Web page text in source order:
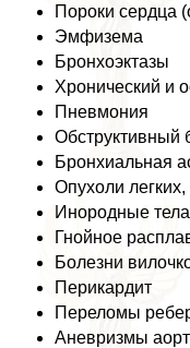
Пороки сердца
Эмфизема
Бронхоэктазы
Хронический и
Пневмония
Обструктивный
Бронхиальная
Опухоли
Инородные тела
Гнойное
Болезни
Перикардит
Переломы
Аневризмы